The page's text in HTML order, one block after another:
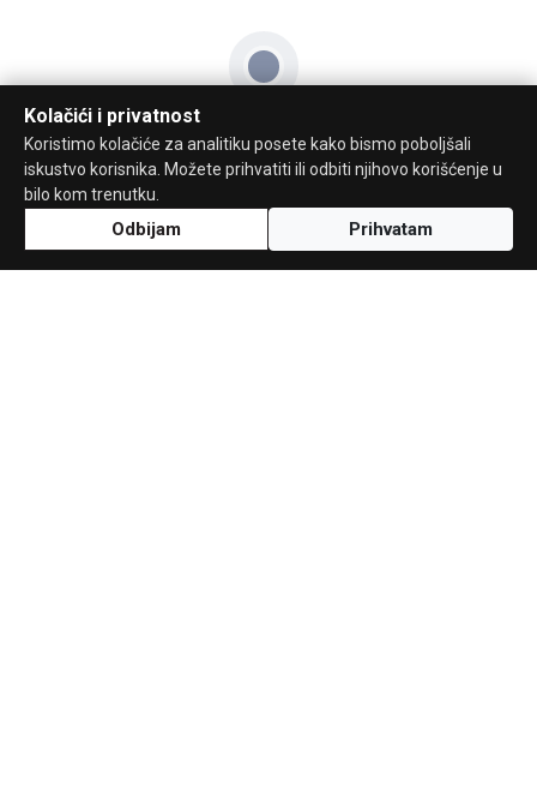
Kolačići i privatnost
Koristimo kolačiće za analitiku posete kako bismo poboljšali
iskustvo korisnika. Možete prihvatiti ili odbiti njihovo korišćenje u
bilo kom trenutku.
Odbijam Prihvatam